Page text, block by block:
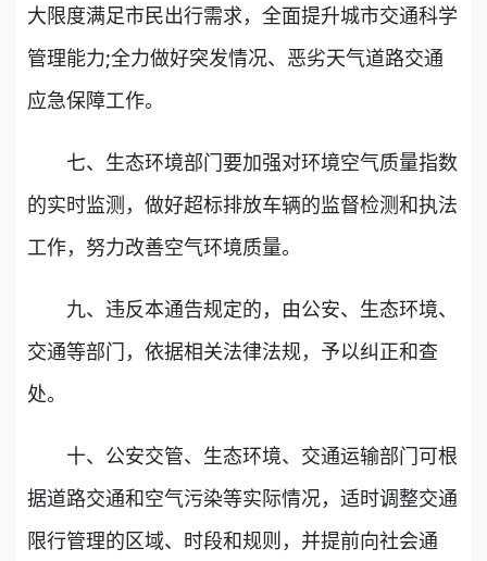
大限度满足市民出行需求，全面提升城市交通科学
管理能力;全力做好突发情况、恶劣天气道路交通
应急保障工作。
七、生态环境部门要加强对环境空气质量指数
的实时监测，做好超标排放车辆的监督检测和执法
工作，努力改善空气环境质量。
九、违反本通告规定的，由公安、生态环境、
交通等部门，依据相关法律法规，予以纠正和查
处。
十、公安交管、生态环境、交通运输部门可根
据道路交通和空气污染等实际情况，适时调整交通
限行管理的区域、时段和规则，并提前向社会通